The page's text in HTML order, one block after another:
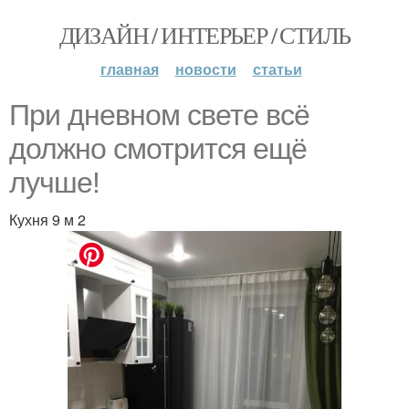
ДИЗАЙН / ИНТЕРЬЕР / СТИЛЬ
главная новости статьи
При дневном свете всё
должно смотрится ещё
лучше!
Кухня 9 м 2